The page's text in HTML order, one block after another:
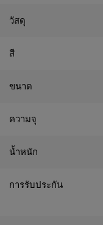
กระเป๋าซิปสอ
วัสดุ
สี
ขนาด
ความจุ
น้ำหนัก
การรับประกัน